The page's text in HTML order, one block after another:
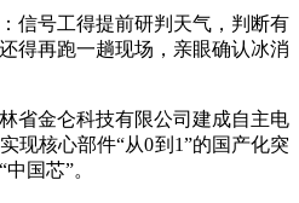
号工得提前研判天气，判断有
得再跑一趟现场，亲眼确认冰消
金仑科技有限公司建成自主电
现核心部件“从0到1”的国产化突
国芯”。